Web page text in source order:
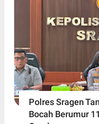
Polres Sragen
Bocah Berumur